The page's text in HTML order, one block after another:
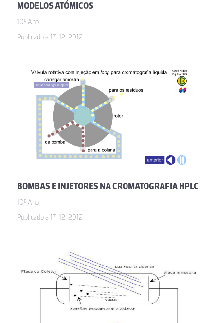
MODELOS ATÓMICOS
10º Ano
Publicado a 17-12-2012
BOMBAS E INJETORES NA CROMATOGRAFIA HPLC
10º Ano
Publicado a 17-12-2012